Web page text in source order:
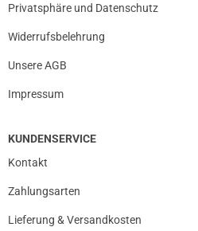
Privatsphäre und Datenschutz
Widerrufsbelehrung
Unsere AGB
Impressum
KUNDENSERVICE
Kontakt
Zahlungsarten
Lieferung & Versandkosten